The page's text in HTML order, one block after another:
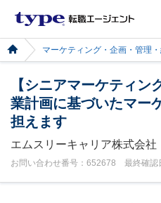
マーケティング・企画・管理
【シニアマーケティン
業計画に基づいたマー
担えます
エムスリーキャリア株式会社
お問い合わせ番号：652678 最終確認